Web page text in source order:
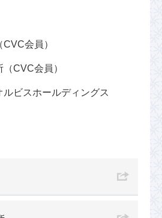
会員）
CVC会員）
ビスホールディングス